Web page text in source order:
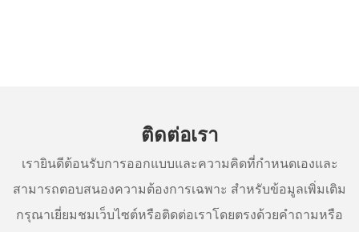
ติดต่อเรา
เรายินดีต้อนรับการออกแบบและความคิดที่กำหนดเองและ
สามารถตอบสนองความต้องการเฉพาะ สำหรับข้อมูลเพิ่มเติม
กรุณาเยี่ยมชมเว็บไซต์หรือติดต่อเราโดยตรงด้วยคำถามหรือ